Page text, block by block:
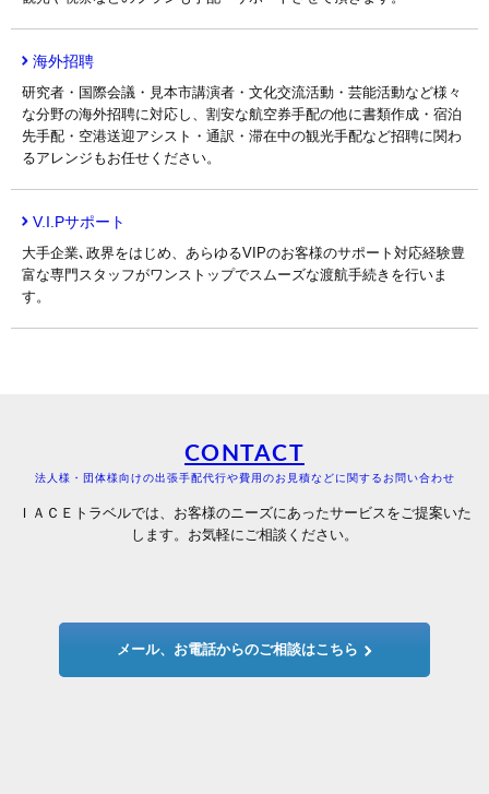
海外招聘
研究者・国際会議・見本市講演者・文化交流活動・芸能活動など様々
な分野の海外招聘に対応し、割安な航空券手配の他に書類作成・宿泊
先手配・空港送迎アシスト・通訳・滞在中の観光手配など招聘に関わ
るアレンジもお任せください。
V.I.Pサポート
大手企業､政界をはじめ、あらゆるVIPのお客様のサポート対応経験豊
富な専門スタッフがワンストップでスムーズな渡航手続きを行いま
す。
CONTACT
法人様・団体様向けの出張手配代行や費用のお見積などに関するお問い合わせ
ＩＡＣＥトラベルでは、お客様のニーズにあったサービスをご提案いた
します。お気軽にご相談ください。
メール、お電話からのご相談はこちら